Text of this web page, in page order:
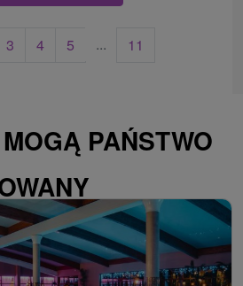
3 4 5 ... 11
PAŃSTWO